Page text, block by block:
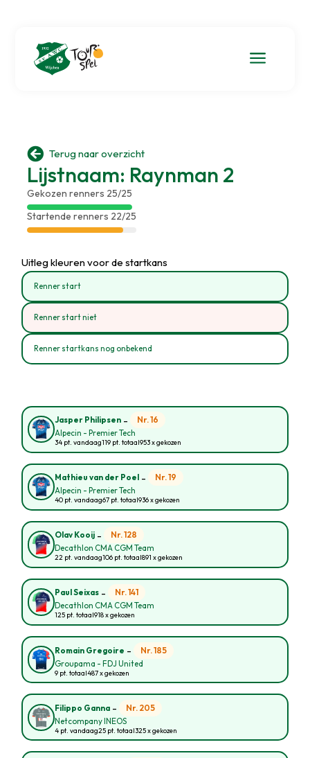
a
 Terug naar overzicht
Lijstnaam: Raynman 2
Gekozen renners 25/25
Startende renners 22/25
Uitleg kleuren voor de startkans
Renner start
Renner start niet
Renner startkans nog onbekend
Jasper Philipsen - Nr. 16
Alpecin - Premier Tech
34 pt. vandaag119 pt. totaal953 x gekozen
Mathieu van der Poel - Nr. 19
Alpecin - Premier Tech
40 pt. vandaag67 pt. totaal936 x gekozen
Olav Kooij - Nr. 128
Decathlon CMA CGM Team
22 pt. vandaag106 pt. totaal891 x gekozen
Paul Seixas - Nr. 141
Decathlon CMA CGM Team
125 pt. totaal918 x gekozen
Romain Gregoire - Nr. 185
Groupama - FDJ United
9 pt. totaal487 x gekozen
Filippo Ganna - Nr. 205
Netcompany INEOS
4 pt. vandaag25 pt. totaal325 x gekozen